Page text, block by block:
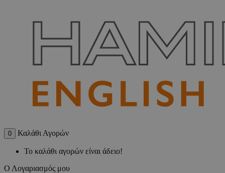
0 Καλάθι Αγορών
Το καλάθι αγορών είναι άδειο!
Ο Λογαριασμός μου